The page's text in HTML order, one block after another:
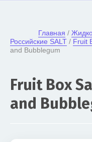
Главная /
Российские SALT / Fruit
and Bubblegum
Fruit Box
and